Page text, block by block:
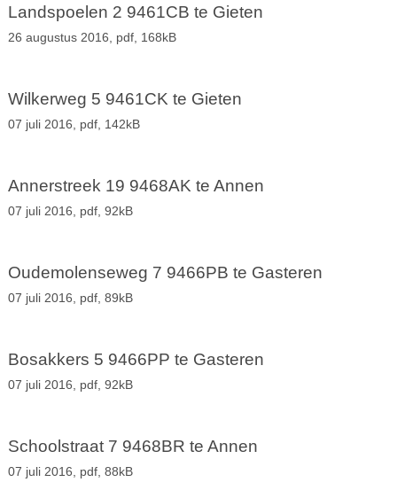
Landspoelen 2 9461CB te Gieten
26 augustus 2016, pdf, 168kB
Wilkerweg 5 9461CK te Gieten
07 juli 2016, pdf, 142kB
Annerstreek 19 9468AK te Annen
07 juli 2016, pdf, 92kB
Oudemolenseweg 7 9466PB te Gasteren
07 juli 2016, pdf, 89kB
Bosakkers 5 9466PP te Gasteren
07 juli 2016, pdf, 92kB
Schoolstraat 7 9468BR te Annen
07 juli 2016, pdf, 88kB